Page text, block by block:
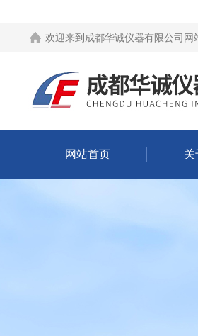
欢迎来到 成都华诚仪器有限公司网
网站首页 关